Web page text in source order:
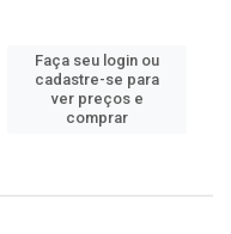
Faça seu login ou
cadastre-se para
ver preços e
comprar